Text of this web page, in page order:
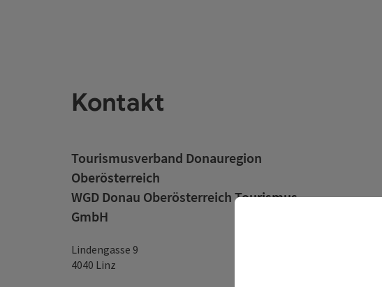
Kontakt
Tourismusverband Donauregion
Oberösterreich
WGD Donau Oberösterreich Tourismus
GmbH
Lindengasse 9
4040 Linz